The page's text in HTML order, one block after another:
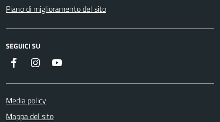
Piano di miglioramento del sito
SEGUICI SU
Facebook Instagram
Media policy
Mappa del sito